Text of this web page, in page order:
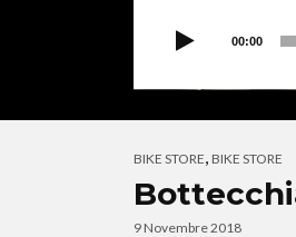
00:00
BIKE STORE, BIKE STORE
9 Novembre 2018